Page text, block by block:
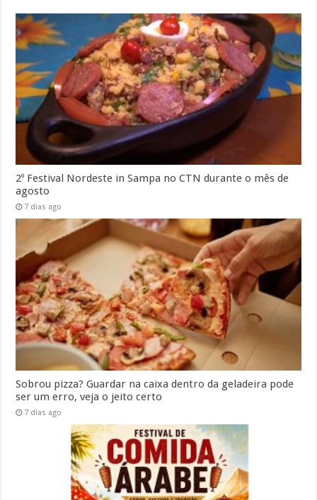
2º Festival Nordeste in Sampa no CTN durante o mês de
agosto
7 dias ago
Sobrou pizza? Guardar na caixa dentro da geladeira pode
ser um erro, veja o jeito certo
7 dias ago